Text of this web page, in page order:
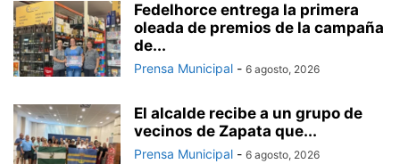
Fedelhorce entrega la primera
oleada de premios de la campaña
de...
Prensa Municipal - 6 agosto, 2026
El alcalde recibe a un grupo de
vecinos de Zapata que...
Prensa Municipal - 6 agosto, 2026